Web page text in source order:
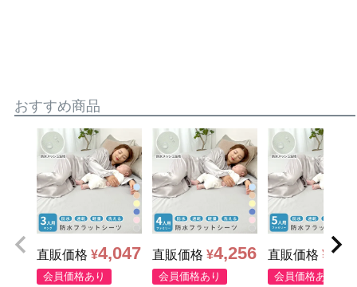
おすすめ商品
直販価格 ¥4,047
会員価格あり
直販価格 ¥4,256
会員価格あり
直販価格 ¥
会員価格あり